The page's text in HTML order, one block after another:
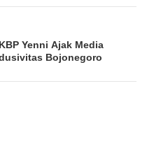
Yenni Ajak Media
Bojonegoro